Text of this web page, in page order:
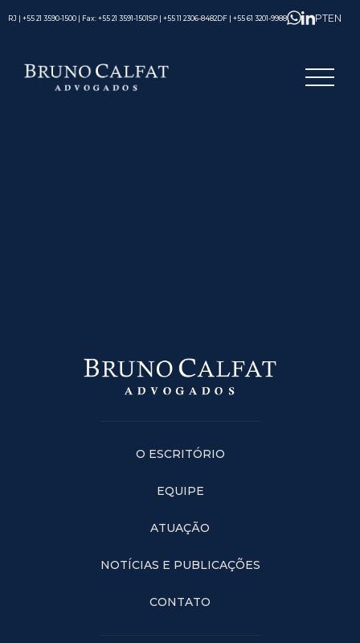
RJ | +55 21 3590-1500 | Fax: +55 21 3591-1501SP | +55 11 2306-8482 DF | +55 61 3201-9988 PTEN
O ESCRITÓRIO
EQUIPE
ATUAÇÃO
NOTÍCIAS E PUBLICAÇÕES
CONTATO